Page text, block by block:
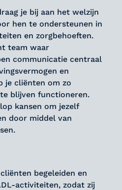
je bij aan het welzijn
hen te ondersteunen in
en zorgbehoeften.
team waar
communicatie centraal
en
je cliënten om zo
blijven functioneren.
kansen om jezelf
door middel van
begeleiden en
activiteiten, zodat zij